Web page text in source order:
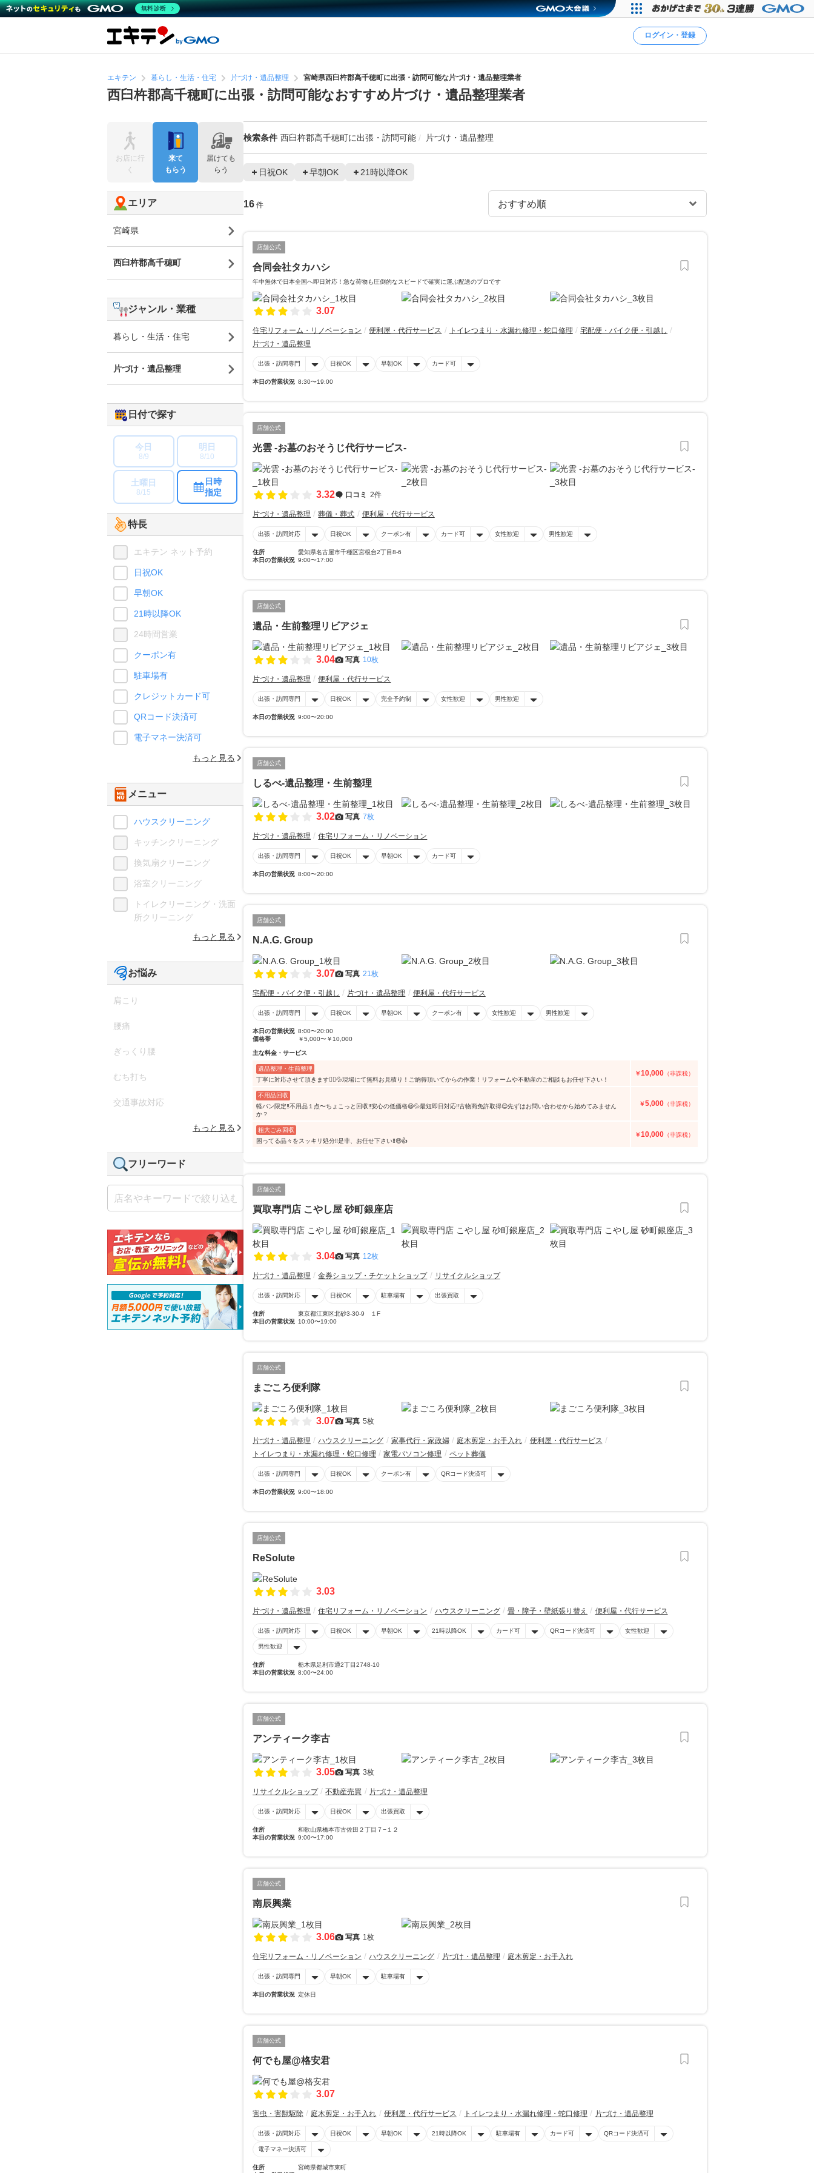
ログイン・登録
エキテン 暮らし・生活・住宅 片づけ・遺品整理 宮崎県西臼杵郡高千穂町に出張・訪問可能な片づけ・遺品整理業者
西臼杵郡高千穂町に出張・訪問可能なおすすめ片づけ・遺品整理業者
検索条件 西臼杵郡高千穂町に出張・訪問可能 片づけ・遺品整理
日祝OK 早朝OK 21時以降OK
16 件
店舗公式
合同会社タカハシ
年中無休で日本全国へ即日対応！急な荷物も圧倒的なスピードで確実に運ぶ配送のプロです
3.07
住宅リフォーム・リノベーション 便利屋・代行サービス トイレつまり・水漏れ修理・蛇口修理
宅配便・バイク便・引越し
片づけ・遺品整理
出張・訪問専門 日祝OK 早朝OK カード可
本日の営業状況 8:30〜19:00
店舗公式
光雲 -お墓のおそうじ代行サービス-
3.32 口コミ 2件
片づけ・遺品整理 葬儀・葬式 便利屋・代行サービス
出張・訪問対応 日祝OK クーポン有 カード可 女性歓迎 男性歓迎
住所
愛知県名古屋市千種区宮根台2丁目8-6
本日の営業状況 9:00〜17:00
店舗公式
遺品・生前整理リビアジェ
3.04 写真 10枚
片づけ・遺品整理 便利屋・代行サービス
出張・訪問専門 日祝OK 完全予約制 女性歓迎 男性歓迎
本日の営業状況 9:00〜20:00
店舗公式
しるべ-遺品整理・生前整理
3.02 写真 7枚
片づけ・遺品整理 住宅リフォーム・リノベーション
出張・訪問専門 日祝OK 早朝OK カード可
本日の営業状況 8:00〜20:00
店舗公式
N.A.G. Group
3.07 写真 21枚
宅配便・バイク便・引越し 片づけ・遺品整理 便利屋・代行サービス
出張・訪問専門 日祝OK 早朝OK クーポン有 女性歓迎 男性歓迎
本日の営業状況 8:00〜20:00
価格帯
￥5,000〜￥10,000
主な料金・サービス
遺品整理・生前整理
丁寧に対応させて頂きます🙇‍♀️💦現場にて無料お見積り！ご納得頂いてからの作業！リフォームや不動産のご相談もお任せ下さい！
￥10,000 （非課税）
不用品回収
軽バン限定‼️不用品１点〜ちょこっと回収‼️安心の低価格😆💦最短即日対応‼️古物商免許取得😊先ずはお問い合わせから始めてみません
か？
￥5,000 （非課税）
粗大ごみ回収
困ってる品々をスッキリ処分‼️是非、お任せ下さい‼️😆👍
￥10,000 （非課税）
店舗公式
買取専門店 こやし屋 砂町銀座店
3.04 写真 12枚
片づけ・遺品整理 金券ショップ・チケットショップ リサイクルショップ
出張・訪問対応 日祝OK 駐車場有 出張買取
住所
東京都江東区北砂3-30-9 １F
本日の営業状況 10:00〜19:00
店舗公式
まごころ便利隊
3.07 写真 5枚
片づけ・遺品整理 ハウスクリーニング 家事代行・家政婦 庭木剪定・お手入れ
便利屋・代行サービス
トイレつまり・水漏れ修理・蛇口修理
家電パソコン修理 ペット葬儀
出張・訪問専門 日祝OK クーポン有 QRコード決済可
本日の営業状況 9:00〜18:00
店舗公式
ReSolute
3.03
片づけ・遺品整理 住宅リフォーム・リノベーション ハウスクリーニング 畳・障子・壁紙張り替え 便利屋・代行サービス
出張・訪問対応 日祝OK 早朝OK 21時以降OK カード可 QRコード決済可 女性歓迎
男性歓迎
住所
栃木県足利市通2丁目2748-10
本日の営業状況 8:00〜24:00
店舗公式
アンティーク李古
3.05 写真 3枚
リサイクルショップ 不動産売買 片づけ・遺品整理
出張・訪問対応 日祝OK 出張買取
住所
和歌山県橋本市古佐田２丁目７−１２
本日の営業状況 9:00〜17:00
店舗公式
南辰興業
3.06 写真 1枚
住宅リフォーム・リノベーション ハウスクリーニング 片づけ・遺品整理 庭木剪定・お手入れ
出張・訪問専門 早朝OK 駐車場有
本日の営業状況 定休日
店舗公式
何でも屋@格安君
3.07
害虫・害獣駆除 庭木剪定・お手入れ 便利屋・代行サービス トイレつまり・水漏れ修理・蛇口修理 片づけ・遺品整理
出張・訪問対応 日祝OK 早朝OK 21時以降OK 駐車場有 カード可 QRコード決済可
電子マネー決済可
住所
宮崎県都城市東町
お店に行
く
来て
もらう
届けても
らう
エリア
宮崎県
西臼杵郡高千穂町
ジャンル・業種
暮らし・生活・住宅
片づけ・遺品整理
日付で探す
今日
8/9
明日
8/10
土曜日
8/15
日時
指定
特長
エキテン ネット予約
日祝OK
早朝OK
21時以降OK
24時間営業
クーポン有
駐車場有
クレジットカード可
QRコード決済可
電子マネー決済可
もっと見る
メニュー
ハウスクリーニング
キッチンクリーニング
換気扇クリーニング
浴室クリーニング
トイレクリーニング・洗面
所クリーニング
もっと見る
お悩み
肩こり
腰痛
ぎっくり腰
むち打ち
交通事故対応
もっと見る
フリーワード
無料診断